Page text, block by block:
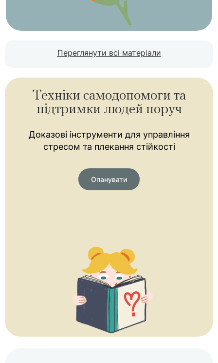
Переглянути всі матеріали
Техніки самодопомоги та
підтримки людей поруч
Доказові інструменти для управління
стресом та плекання стійкості
Опанувати